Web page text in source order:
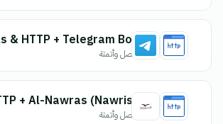
& HTTP + Telegram Bot
اتصل وأتمتة
اتصل وأتمتة